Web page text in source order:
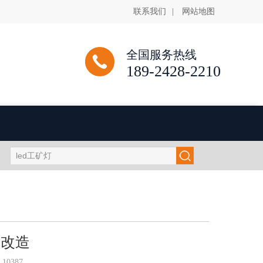
联系我们 网站地图
全国服务热线
189-2428-2210
造